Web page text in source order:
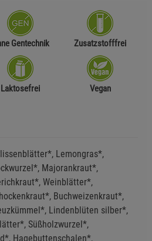
Gentechnik Zusatzstofffrei
Laktosefrei Vegan
Lemongras*,
Majorankraut*,
Weinblätter*,
Buchweizenkraut*,
Lindenblüten silber*,
Süßholzwurzel*,
Hagebuttenschalen*,